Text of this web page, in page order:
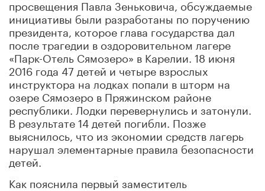
просвещения Павла Зеньковича, обсуждаемые
инициативы были разработаны по поручению
президента, которое глава государства дал
после трагедии в оздоровительном лагере
«Парк-Отель Сямозеро» в Карелии. 18 июня
2016 года 47 детей и четыре взрослых
инструктора на лодках попали в шторм на
озере Сямозеро в Пряжинском районе
республики. Лодки перевернулись и затонули.
В результате 14 детей погибли. Позже
выяснилось, что из экономии средств лагерь
нарушал элементарные правила безопасности
детей.
Как пояснила первый заместитель